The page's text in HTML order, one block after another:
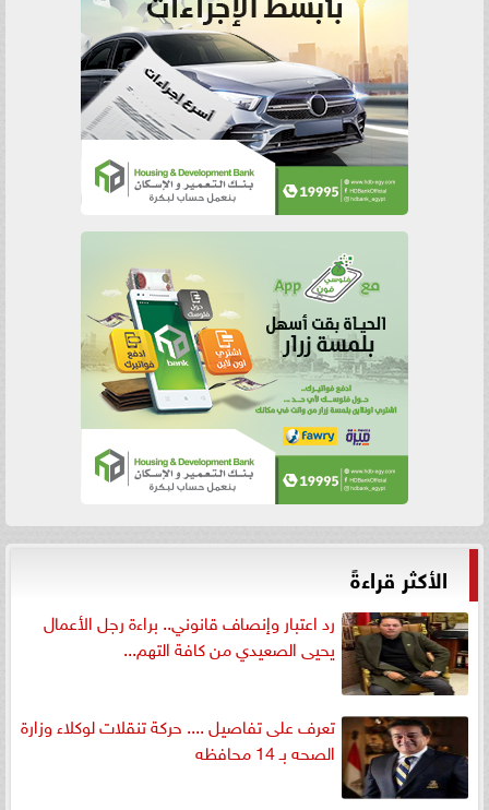
الأكثر قراءةً
رد اعتبار وإنصاف قانوني.. براءة رجل الأعمال
يحيى الصعيدي من كافة التهم...
تعرف على تفاصيل .... حركة تنقلات لوكلاء وزارة
الصحه بـ 14 محافظه